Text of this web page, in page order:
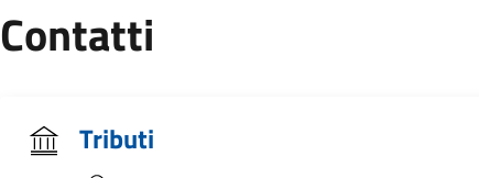
Contatti
Tributi